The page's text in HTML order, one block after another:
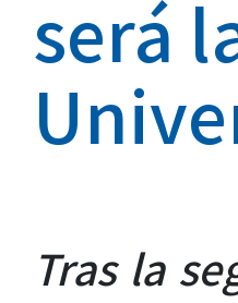
será
Tras la